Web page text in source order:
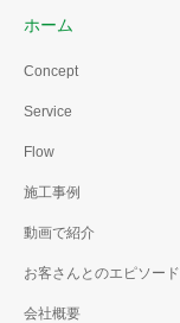
ホーム
Concept
Service
Flow
施工事例
動画で紹介
お客さんとのエピソード
会社概要